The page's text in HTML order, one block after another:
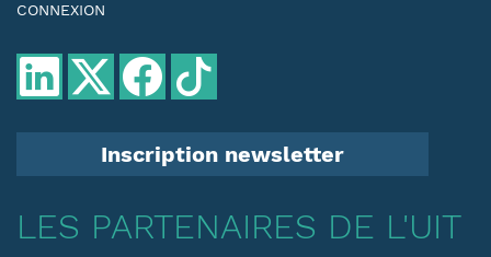
CONNEXION
Inscription newsletter
LES PARTENAIRES DE L'UIT